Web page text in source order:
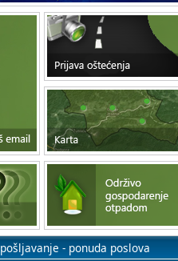
- ponuda poslova